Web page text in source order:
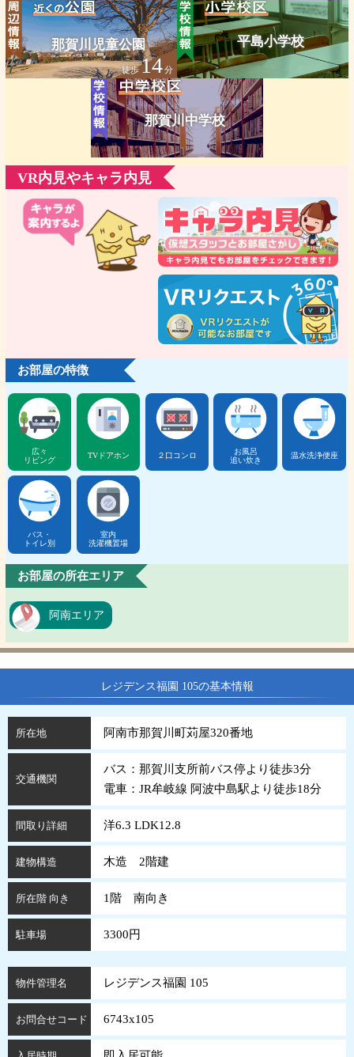
那賀川児童公園
徒歩14分
平島小学校
那賀川中学校
VR内見やキャラ内見
お部屋の特徴
広々
リビング
TVドアホン ２口コンロ
お風呂
追い炊き
温水洗浄便座
バス・
トイレ別
室内
洗濯機置場
お部屋の所在エリア
阿南エリア
レジデンス福園 105の基本情報
所在地 阿南市那賀川町苅屋320番地
交通機関
バス：那賀川支所前バス停より徒歩3分
電車：JR牟岐線 阿波中島駅より徒歩18分
間取り詳細 洋6.3 LDK12.8
建物構造 木造 2階建
所在階 向き 1階 南向き
駐車場 3300円
物件管理名 レジデンス福園 105
お問合せコード 6743x105